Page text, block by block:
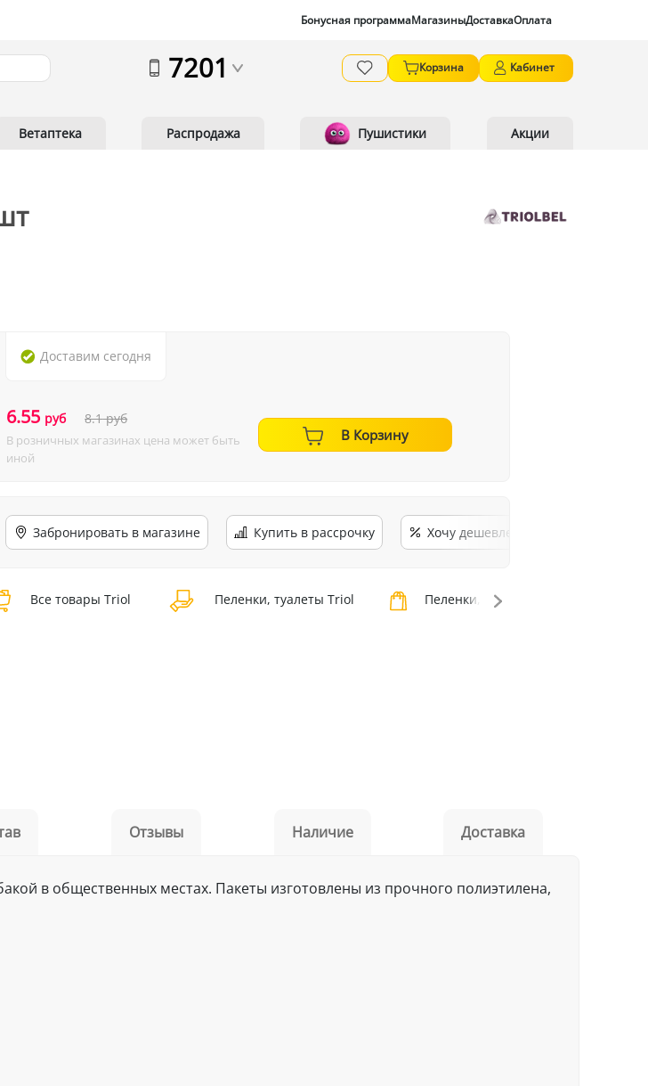
Бонусная программаМагазиныДоставкаОплата
7201 Корзина Кабинет
Ветаптека Распродажа Пушистики Акции
Доставим сегодня
6.55 руб 8.1руб
В розничных магазинах цена может быть
иной
В Корзину
Забронировать в магазине Купить в рассрочку Хочу дешевле
Все товары Triol Пеленки, туалеты Triol Пеленки, туалеты
Отзывы Наличие Доставка
в общественных местах. Пакеты изготовлены из прочного полиэтилена,